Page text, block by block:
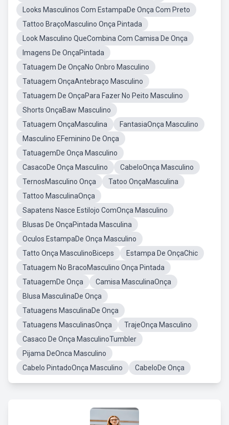
Looks Masculinos Com EstampaDe Onça Com Preto
Tattoo BraçoMasculino Onça Pintada
Look Masculino QueCombina Com Camisa De Onça
Imagens De OnçaPintada
Tatuagem De OnçaNo Onbro Masculino
Tatuagem OnçaAntebraço Masculino
Tatuagem De OnçaPara Fazer No Peito Masculino
Shorts OnçaBaw Masculino
Tatuagem OnçaMasculina
FantasiaOnça Masculino
Masculino EFeminino De Onça
TatuagemDe Onça Masculino
CasacoDe Onça Masculino
CabeloOnça Masculino
TernosMasculino Onça
Tatoo OnçaMasculina
Tattoo MasculinaOnça
Sapatens Nasce Estilojo ComOnça Masculino
Blusas De OnçaPintada Masculina
Oculos EstampaDe Onça Masculino
Tatto Onça MasculinoBiceps
Estampa De OnçaChic
Tatuagem No BracoMasculino Onça Pintada
TatuagemDe Onça
Camisa MasculinaOnça
Blusa MasculinaDe Onça
Tatuagens MasculinaDe Onça
Tatuagens MasculinasOnça
TrajeOnça Masculino
Casaco De Onça MasculinoTumbler
Pijama DeOnca Masculino
Cabelo PintadoOnça Masculino
CabeloDe Onça